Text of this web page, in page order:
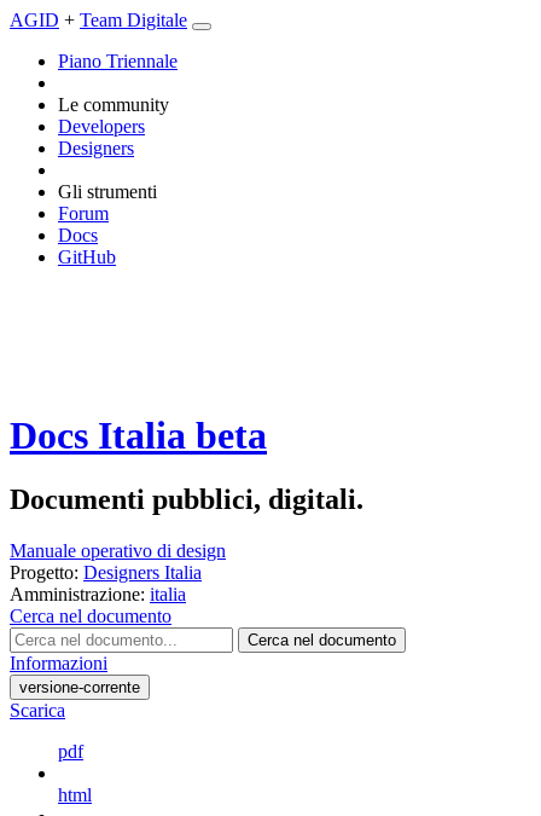
AGID + Team Digitale
Piano Triennale
Le community
Developers
Designers
Gli strumenti
Forum
Docs
GitHub
Docs Italia beta
Documenti pubblici, digitali.
Manuale operativo di design
Progetto: Designers Italia
Amministrazione: italia
Cerca nel documento
Cerca nel documento
Informazioni
versione-corrente
Scarica
pdf
html